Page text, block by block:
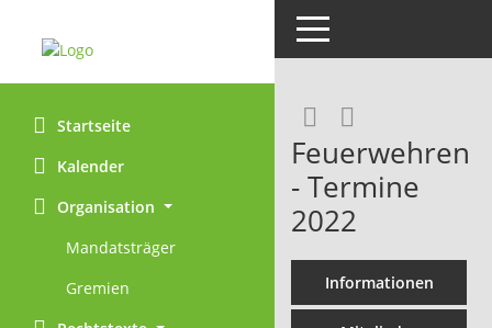
Startseite
Kalender
Organisation
Mandatsträger
Gremien
Toggle navigation
Feuerwehren
- Termine
2022
Informationen